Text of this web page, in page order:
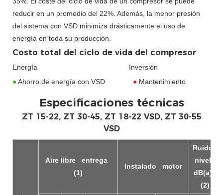
reducir en un promedio del 22%. Además, la menor presión
del sistema con VSD minimiza drásticamente el uso de
energía en toda su producción.
Costo total del ciclo de vida del compresor
Energía Inversión
●Ahorro de energía con VSD ● Mantenimiento
Especificaciones técnicas
ZT 15-22, ZT 30-45, ZT 18-22 VSD, ZT 30-55
VSD
Aire libre
entrega
(1)
Instalado motor
Ruido
nivel
dB(a)
(2)